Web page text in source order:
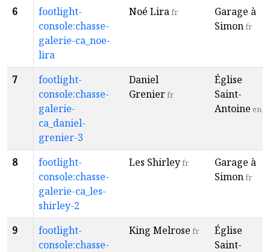
6
footlight-
console:chasse-
galerie-ca_noe-
lira
Noé Lirafr
Garage à
Simonfr
7
footlight-
console:chasse-
galerie-
ca_daniel-
grenier-3
Daniel
Grenierfr
Église
Saint-
Antoine en
8
footlight-
console:chasse-
galerie-ca_les-
shirley-2
Les Shirleyfr
Garage à
Simonfr
9
footlight-
console:chasse-
King Melrose fr
Église
Saint-